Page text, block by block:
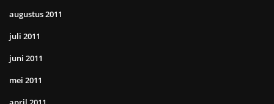
augustus 2011
juli 2011
juni 2011
mei 2011